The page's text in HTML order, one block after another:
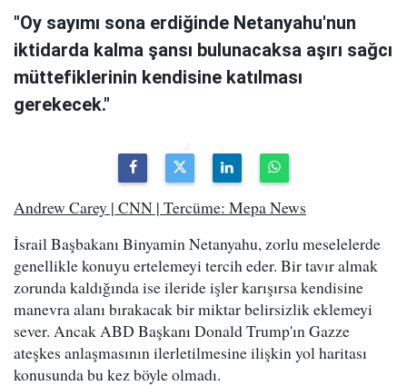
"Oy sayımı sona erdiğinde Netanyahu'nun
iktidarda kalma şansı bulunacaksa aşırı sağcı
müttefiklerinin kendisine katılması
gerekecek."
Andrew Carey | CNN | Tercüme: Mepa News
İsrail Başbakanı Binyamin Netanyahu, zorlu meselelerde
genellikle konuyu ertelemeyi tercih eder. Bir tavır almak
zorunda kaldığında ise ileride işler karışırsa kendisine
manevra alanı bırakacak bir miktar belirsizlik eklemeyi
sever. Ancak ABD Başkanı Donald Trump'ın Gazze
ateşkes anlaşmasının ilerletilmesine ilişkin yol haritası
konusunda bu kez böyle olmadı.